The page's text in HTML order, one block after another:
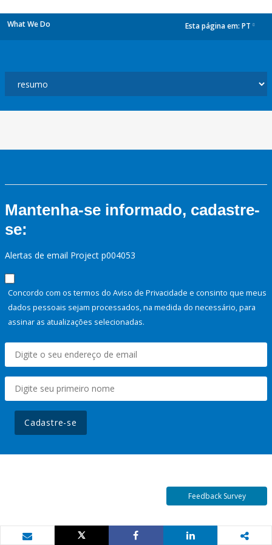
What We Do Esta página em: PT
Mantenha-se informado, cadastre-
se:
Alertas de email Project p004053
Concordo com os termos do Aviso de Privacidade e consinto que meus
dados pessoais sejam processados, na medida do necessário, para
assinar as atualizações selecionadas.
Cadastre-se
Feedback Survey